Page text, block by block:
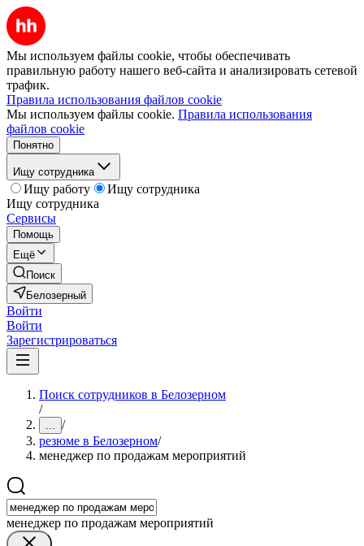
Мы используем файлы cookie, чтобы обеспечивать
правильную работу нашего веб-сайта и анализировать сетевой
трафик.
Правила использования файлов cookie
Мы используем файлы cookie. Правила использования
файлов cookie
Понятно
Ищу сотрудника
Ищу работу
Ищу сотрудника
Ищу сотрудника
Сервисы
Помощь
Ещё
Поиск
Белозерный
Войти
Войти
Зарегистрироваться
Поиск сотрудников в Белозерном
/
... /
резюме в Белозерном/
менеджер по продажам мероприятий
менеджер по продажам мероприятий